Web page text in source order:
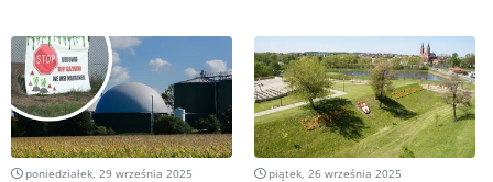
poniedziałek, 29 września 2025 piątek, 26 września 2025